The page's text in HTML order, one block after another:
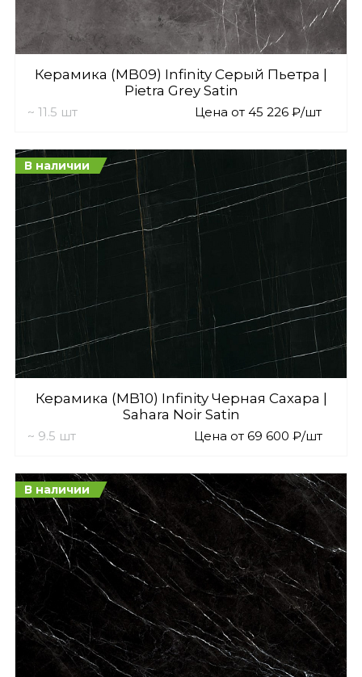
Керамика (MB09) Infinity Серый Пьетра |
Pietra Grey Satin
~ 11.5 шт Цена от 45 226 ₽/шт
В наличии
Керамика (MB10) Infinity Черная Сахара |
Sahara Noir Satin
~ 9.5 шт Цена от 69 600 ₽/шт
В наличии